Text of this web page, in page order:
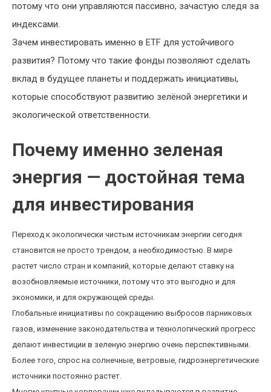
потому что они управляются пассивно, зачастую следя за
индексами.
Зачем инвестировать именно в ETF для устойчивого
развития? Потому что такие фонды позволяют сделать
вклад в будущее планеты и поддержать инициативы,
которые способствуют развитию зелёной энергетики и
экологической ответственности.
Почему именно зеленая
энергия — достойная тема
для инвестирования
Переход к экологически чистым источникам энергии сегодня
становится не просто трендом, а необходимостью. В мире
растет число стран и компаний, которые делают ставку на
возобновляемые источники, потому что это выгодно и для
экономики, и для окружающей среды.
Глобальные инициативы по сокращению выбросов парниковых
газов, изменение законодательства и технологический прогресс
делают инвестиции в зеленую энергию очень перспективными.
Более того, спрос на солнечные, ветровые, гидроэнергетические
источники постоянно растет.